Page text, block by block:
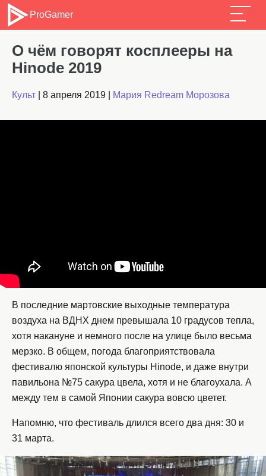
ProGamer
О чём говорят косплееры на
Hinode 2019
Культ 8 апреля 2019 Мария Redream Морозова
В последние мартовские выходные температура
воздуха на ВДНХ днем превышала 10 градусов тепла,
хотя накануне и немного после на улице было весьма
мерзко. В общем, погода благоприятствовала
фестивалю японской культуры Hinode, и даже внутри
павильона №75 сакура цвела, хотя и не благоухала. А
между тем в самой Японии сакура вовсю цветет.
Напомню, что фестиваль длился всего два дня: 30 и
31 марта.